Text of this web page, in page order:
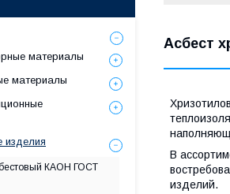
Асбест
В
изделий.
материалы
материалы
изделия
КАОН ГОСТ